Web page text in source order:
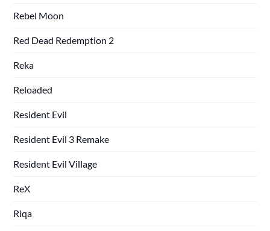
Rebel Moon
Red Dead Redemption 2
Reka
Reloaded
Resident Evil
Resident Evil 3 Remake
Resident Evil Village
ReX
Riqa